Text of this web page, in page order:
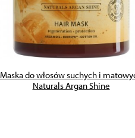
ZOBACZ PRODUKT
Maska do włosów suchych i
Naturals Argan Shine